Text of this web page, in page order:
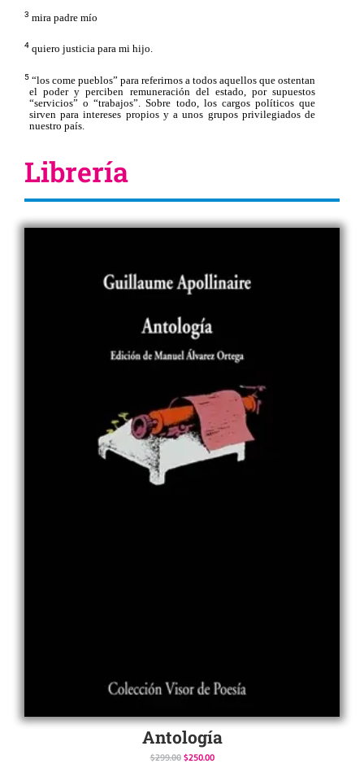
3 mira padre mío​​
4 quiero justicia para mi hijo.​​
5 “los come pueblos” para referirnos a todos aquellos que ostentan
el poder y perciben remuneración del estado, por supuestos
“servicios” o “trabajos”. Sobre todo, los cargos políticos que
sirven para intereses propios y a unos grupos privilegiados de
nuestro país. ​​
Librería
Antología
$299.00 $250.00